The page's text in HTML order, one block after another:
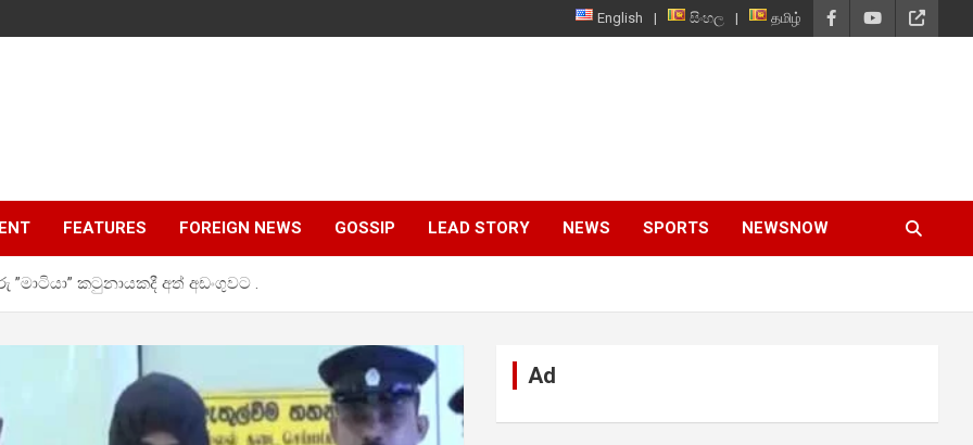
English සිංහල தமிழ்
FEATURES FOREIGN NEWS GOSSIP LEAD STORY NEWS SPORTS NEWSNOW
කටුනායකදී අත් අඩංගුවට .
Ad